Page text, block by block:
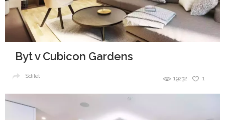
Byt v Cubicon Gardens
1
19232
Sdílet